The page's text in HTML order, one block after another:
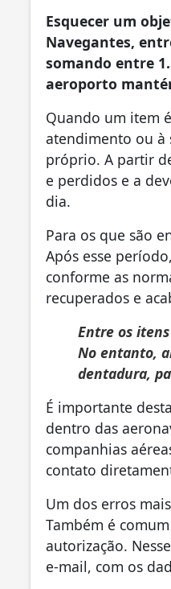
Esquecer um
Navegantes,
somando entre
aeroporto
Quando um item
atendimento ou à
próprio. A partir
e perdidos e a
dia.
Para os que são
Após esse
conforme as
recuperados e
Entre os
No entanto,
dentadura,
É importante
dentro das
companhias
contato
Um dos erros
Também é
autorização.
e-mail, com os